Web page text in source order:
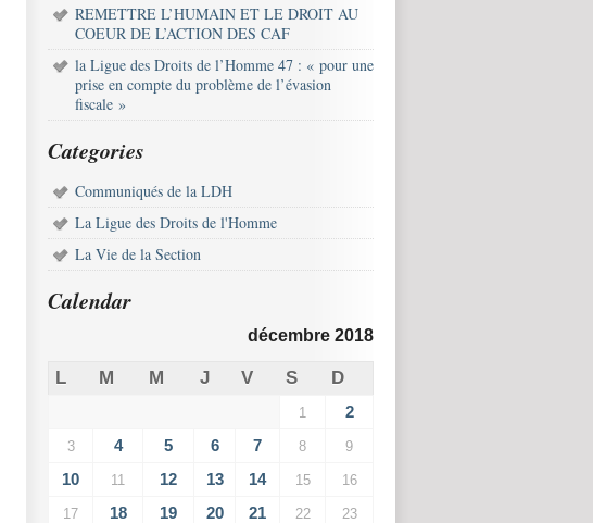
REMETTRE L’HUMAIN ET LE DROIT AU
COEUR DE L’ACTION DES CAF
la Ligue des Droits de l’Homme 47 : « pour une
prise en compte du problème de l’évasion
fiscale »
Categories
Communiqués de la LDH
La Ligue des Droits de l'Homme
La Vie de la Section
Calendar
décembre 2018
L M M J V S D
1 2
3 4 5 6 7 8 9
10 11 12 13 14 15 16
17 18 19 20 21 22 23